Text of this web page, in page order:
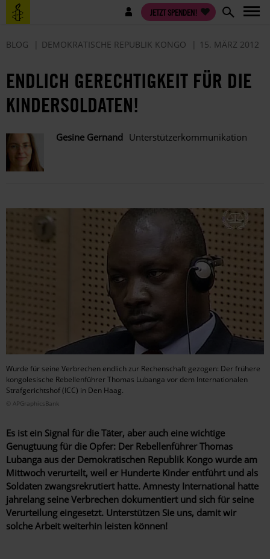
Direkt
zum
Benutzermenü JETZT SPENDEN!
BLOG DEMOKRATISCHE REPUBLIK KONGO 15. MÄRZ 2012
ENDLICH GERECHTIGKEIT FÜR DIE
KINDERSOLDATEN!
Gesine Gernand Unterstützerkommunikation
Wurde für seine Verbrechen endlich zur Rechenschaft gezogen: Der frühere
kongolesische Rebellenführer Thomas Lubanga vor dem Internationalen
Strafgerichtshof (ICC) in Den Haag.
© APGraphicsBank
Es ist ein Signal für die Täter, aber auch eine wichtige
Genugtuung für die Opfer: Der Rebellenführer Thomas
Lubanga aus der Demokratischen Republik Kongo wurde am
Mittwoch verurteilt, weil er Hunderte Kinder entführt und als
Soldaten zwangsrekrutiert hatte. Amnesty International hatte
jahrelang seine Verbrechen dokumentiert und sich für seine
Verurteilung eingesetzt. Unterstützen Sie uns, damit wir
solche Arbeit weiterhin leisten können!